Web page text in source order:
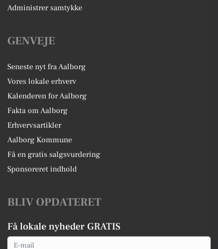
Administrer samtykke
GENVEJE
Seneste nyt fra Aalborg
Vores lokale erhverv
Kalenderen for Aalborg
Fakta om Aalborg
Erhvervsartikler
Aalborg Kommune
Få en gratis salgsvurdering
Sponsoreret indhold
BLIV OPDATERET
Få lokale nyheder GRATIS
Email